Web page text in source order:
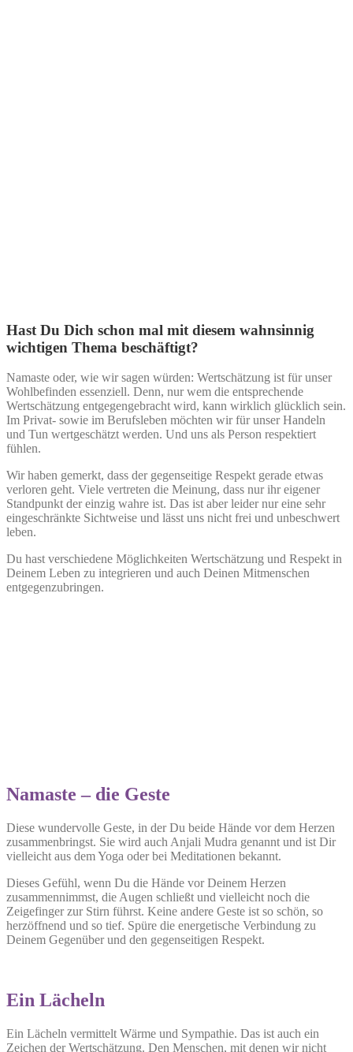
Hast Du Dich schon mal mit diesem wahnsinnig
wichtigen Thema beschäftigt?
Namaste oder, wie wir sagen würden: Wertschätzung ist für unser
Wohlbefinden essenziell. Denn, nur wem die entsprechende
Wertschätzung entgegengebracht wird, kann wirklich glücklich sein.
Im Privat- sowie im Berufsleben möchten wir für unser Handeln
und Tun wertgeschätzt werden. Und uns als Person respektiert
fühlen.
Wir haben gemerkt, dass der gegenseitige Respekt gerade etwas
verloren geht. Viele vertreten die Meinung, dass nur ihr eigener
Standpunkt der einzig wahre ist. Das ist aber leider nur eine sehr
eingeschränkte Sichtweise und lässt uns nicht frei und unbeschwert
leben.
Du hast verschiedene Möglichkeiten Wertschätzung und Respekt in
Deinem Leben zu integrieren und auch Deinen Mitmenschen
entgegenzubringen.
Namaste – die Geste
Diese wundervolle Geste, in der Du beide Hände vor dem Herzen
zusammenbringst. Sie wird auch Anjali Mudra genannt und ist Dir
vielleicht aus dem Yoga oder bei Meditationen bekannt.
Dieses Gefühl, wenn Du die Hände vor Deinem Herzen
zusammennimmst, die Augen schließt und vielleicht noch die
Zeigefinger zur Stirn führst. Keine andere Geste ist so schön, so
herzöffnend und so tief. Spüre die energetische Verbindung zu
Deinem Gegenüber und den gegenseitigen Respekt.
Ein Lächeln
Ein Lächeln vermittelt Wärme und Sympathie. Das ist auch ein
Zeichen der Wertschätzung. Den Menschen, mit denen wir nicht